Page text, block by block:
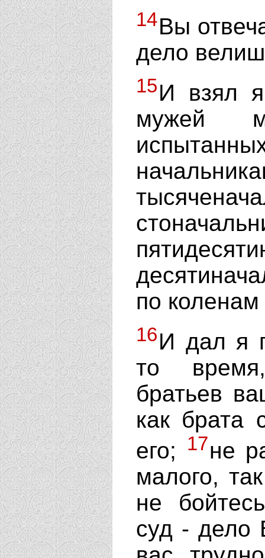
14Вы
дело
15И взял
мужей
по
16И дал я
то
братьев
как брата
его;
17не
малого,
не
суд - дело